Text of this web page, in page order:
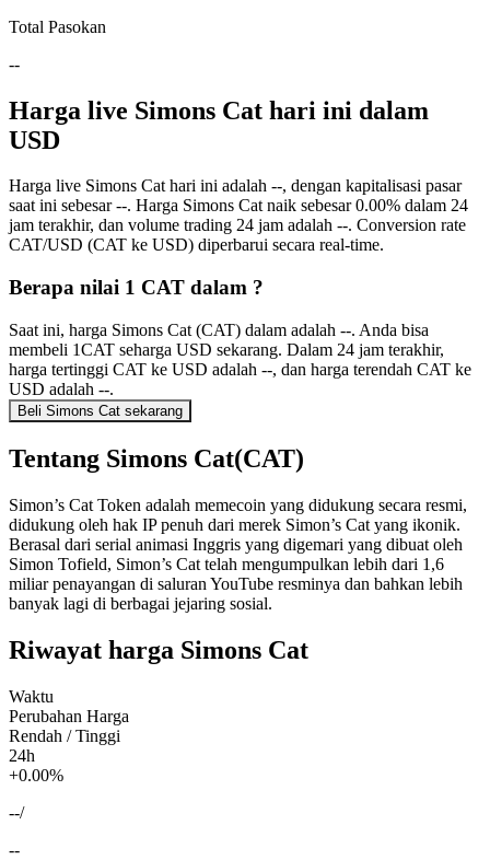
Total Pasokan
--
Harga live Simons Cat hari ini dalam
USD
Harga live Simons Cat hari ini adalah --, dengan kapitalisasi pasar
saat ini sebesar --. Harga Simons Cat naik sebesar 0.00% dalam 24
jam terakhir, dan volume trading 24 jam adalah --. Conversion rate
CAT/USD (CAT ke USD) diperbarui secara real-time.
Berapa nilai 1 CAT dalam ?
Saat ini, harga Simons Cat (CAT) dalam adalah --. Anda bisa
membeli 1CAT seharga USD sekarang. Dalam 24 jam terakhir,
harga tertinggi CAT ke USD adalah --, dan harga terendah CAT ke
USD adalah --.
Beli Simons Cat sekarang
Tentang Simons Cat(CAT)
Simon’s Cat Token adalah memecoin yang didukung secara resmi,
didukung oleh hak IP penuh dari merek Simon’s Cat yang ikonik.
Berasal dari serial animasi Inggris yang digemari yang dibuat oleh
Simon Tofield, Simon’s Cat telah mengumpulkan lebih dari 1,6
miliar penayangan di saluran YouTube resminya dan bahkan lebih
banyak lagi di berbagai jejaring sosial.
Riwayat harga Simons Cat
Waktu
Perubahan Harga
Rendah / Tinggi
24h
+0.00%
--/
--